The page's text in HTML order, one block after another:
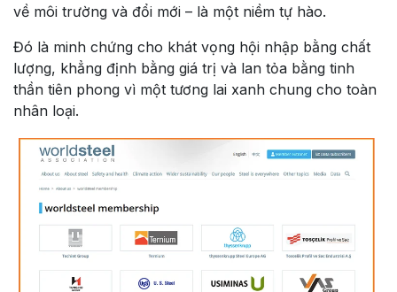
về môi trường và đổi mới – là một niềm tự hào.
Đó là minh chứng cho khát vọng hội nhập bằng chất
lượng, khẳng định bằng giá trị và lan tỏa bằng tinh
thần tiên phong vì một tương lai xanh chung cho toàn
nhân loại.